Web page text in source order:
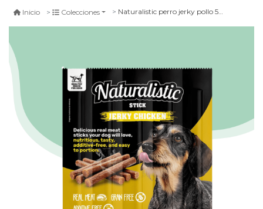
Inicio Colecciones Naturalistic perro jerky pollo 5 stick